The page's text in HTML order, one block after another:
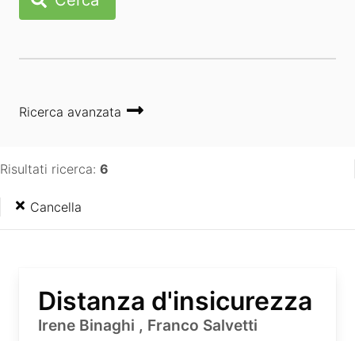
Ricerca avanzata
Risultati ricerca: 6
Cancella
Distanza d'insicurezza
Irene Binaghi , Franco Salvetti